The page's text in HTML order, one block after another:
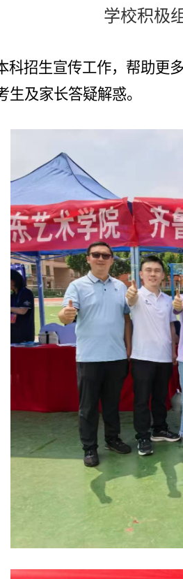
学校积极
科招生宣传工作，帮助更
及家长答疑解惑。